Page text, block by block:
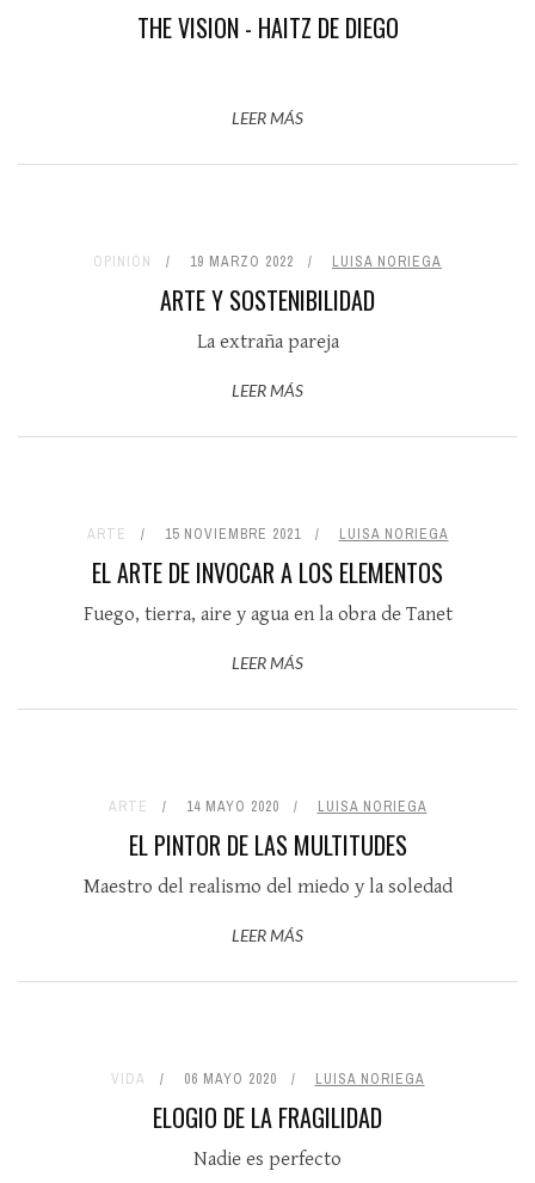
THE VISION - HAITZ DE DIEGO
LEER MÁS
OPINIÓN 19 MARZO 2022 LUISA NORIEGA
ARTE Y SOSTENIBILIDAD
La extraña pareja
LEER MÁS
ARTE 15 NOVIEMBRE 2021 LUISA NORIEGA
EL ARTE DE INVOCAR A LOS ELEMENTOS
Fuego, tierra, aire y agua en la obra de Tanet
LEER MÁS
ARTE 14 MAYO 2020 LUISA NORIEGA
EL PINTOR DE LAS MULTITUDES
Maestro del realismo del miedo y la soledad
LEER MÁS
VIDA 06 MAYO 2020 LUISA NORIEGA
ELOGIO DE LA FRAGILIDAD
Nadie es perfecto